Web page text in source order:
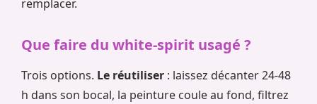
remplacer.
Que faire du white-spirit usagé ?
Trois options. Le réutiliser : laissez décanter 24-48
h dans son bocal, la peinture coule au fond, filtrez